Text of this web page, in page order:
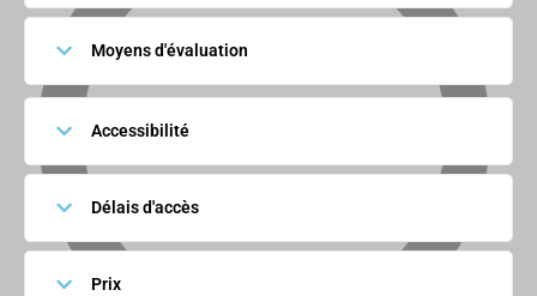
Moyens d'évaluation
Accessibilité
Délais d'accès
Prix